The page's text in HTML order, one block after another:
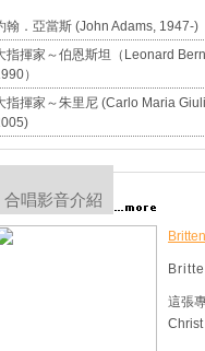
翰．亞當斯 (John Adams, 1947-)
指揮家～伯恩斯坦（Leonard
）
指揮家～朱里尼 (Carlo Maria
合唱影音介紹
這張